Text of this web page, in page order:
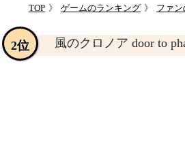
TOP ゲームのランキング ファンの熱き想いを
風のクロノア door to
2位